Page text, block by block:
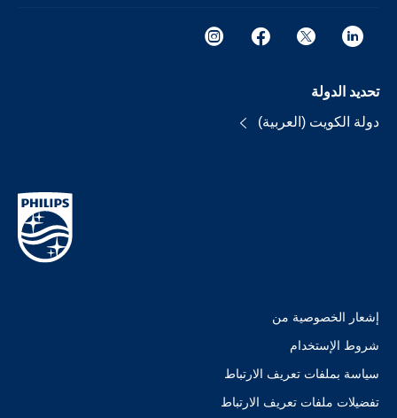
تحديد الدولة
دولة الكويت (العربية)
إشعار الخصوصية من
شروط الإستخدام
سياسة بملفات تعريف الارتباط
تفضيلات ملفات تعريف الارتباط